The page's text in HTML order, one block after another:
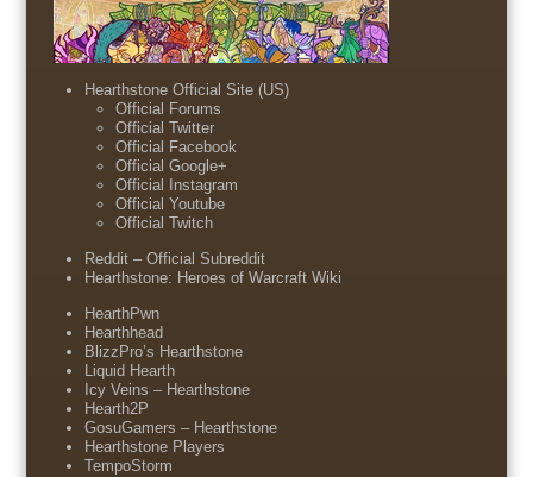
Hearthstone Official Site (US)
Official Forums
Official Twitter
Official Facebook
Official Google+
Official Instagram
Official Youtube
Official Twitch
Reddit – Official Subreddit
Hearthstone: Heroes of Warcraft Wiki
HearthPwn
Hearthhead
BlizzPro’s Hearthstone
Liquid Hearth
Icy Veins – Hearthstone
Hearth2P
GosuGamers – Hearthstone
Hearthstone Players
TempoStorm